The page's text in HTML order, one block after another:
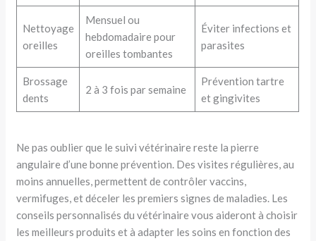
Nettoyage
oreilles
Mensuel ou
hebdomadaire pour
oreilles tombantes
Éviter infections et
parasites
Brossage
dents
2 à 3 fois par semaine
Prévention tartre
et gingivites
Ne pas oublier que le suivi vétérinaire reste la pierre
angulaire d’une bonne prévention. Des visites régulières, au
moins annuelles, permettent de contrôler vaccins,
vermifuges, et déceler les premiers signes de maladies. Les
conseils personnalisés du vétérinaire vous aideront à choisir
les meilleurs produits et à adapter les soins en fonction des